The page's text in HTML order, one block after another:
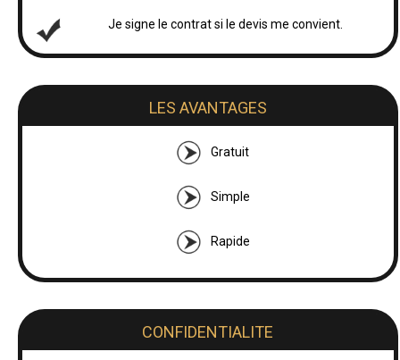
Je signe le contrat si le devis me convient.
LES AVANTAGES
Gratuit
Simple
Rapide
CONFIDENTIALITE